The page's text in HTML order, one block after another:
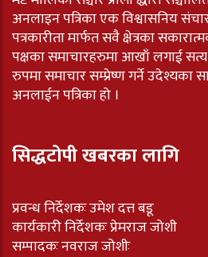
अनलाइन पत्रिका एक विश्वासनिय
पत्रकारीता मार्फत सवै क्षेत्रका
पक्षका समाचारहरुमा आखाँ लगाई
रुपमा समाचार सम्प्रेष्ण गर्ने उदेश्यका
अनलाईन पत्रिका हो ।
सिद्धटोपी खबरका लागि
प्रवन्ध निर्देशकः उमेश दत्त बडू
कार्यकारी निर्देशकः प्रेमराज जोशी
सम्पादकः नवराज जोशीः